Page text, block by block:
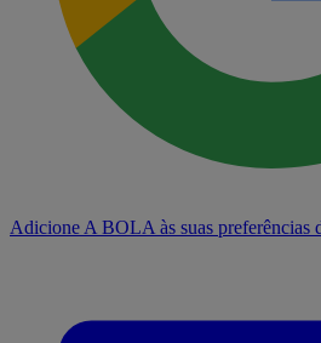
Adicione A BOLA às suas preferências